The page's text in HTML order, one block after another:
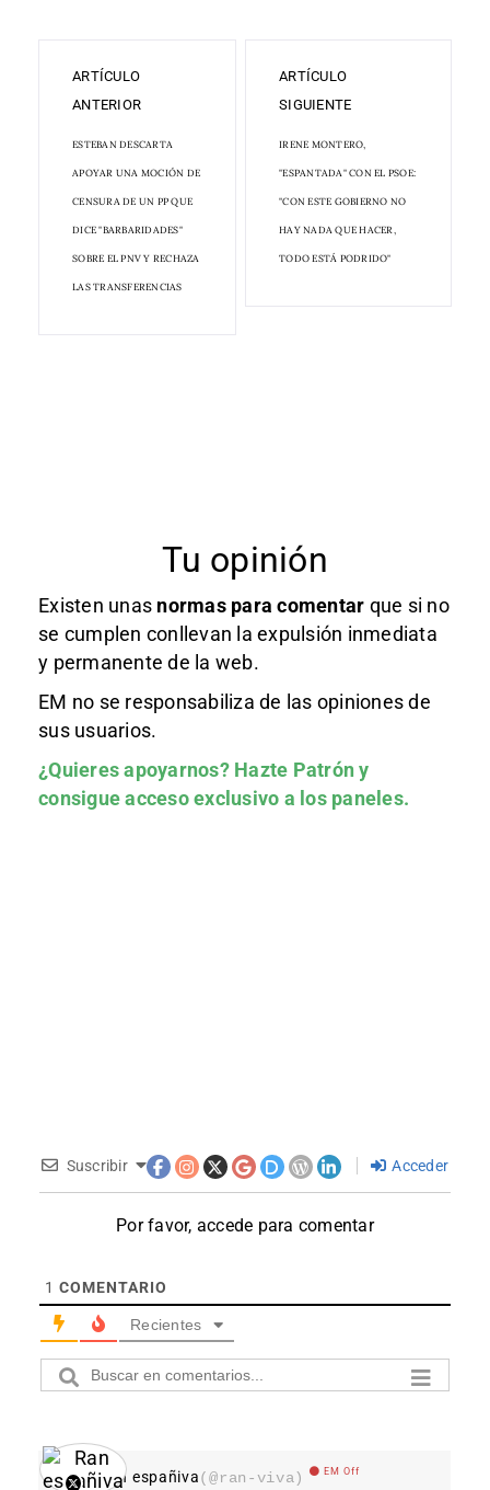
ARTÍCULO
ANTERIOR
ESTEBAN DESCARTA
APOYAR UNA MOCIÓN DE
CENSURA DE UN PP QUE
DICE "BARBARIDADES"
SOBRE EL PNV Y RECHAZA
LAS TRANSFERENCIAS
ARTÍCULO
SIGUIENTE
IRENE MONTERO,
"ESPANTADA" CON EL PSOE:
"CON ESTE GOBIERNO NO
HAY NADA QUE HACER,
TODO ESTÁ PODRIDO"
Tu opinión
Existen unas normas para comentar que si no
se cumplen conllevan la expulsión inmediata
y permanente de la web.
EM no se responsabiliza de las opiniones de
sus usuarios.
¿Quieres apoyarnos? Hazte Patróny
consigue acceso exclusivo a los paneles.
Suscribir Acceder
Por favor, accede para comentar
1 COMENTARIO
Recientes
Ran españiva(@ran-viva) EM Off